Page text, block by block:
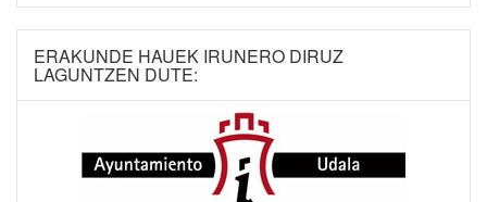
ERAKUNDE HAUEK IRUNERO DIRUZ
LAGUNTZEN DUTE: